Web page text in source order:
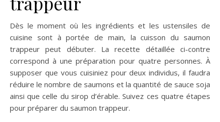
Dès le moment où les ingrédients et les ustensiles de
cuisine sont à portée de main, la cuisson du saumon
trappeur peut débuter. La recette détaillée ci-contre
correspond à une préparation pour quatre personnes. À
supposer que vous cuisiniez pour deux individus, il faudra
réduire le nombre de saumons et la quantité de sauce soja
ainsi que celle du sirop d’érable. Suivez ces quatre étapes
pour préparer du saumon trappeur.